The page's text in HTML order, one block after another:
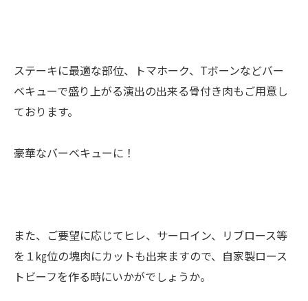
ステーキに最適な部位、トマホーク、Tボーンなどバー
ベキューで盛り上がる演出の出来る骨付き肉もご用意し
ております。
豪華なバーベキューに！
また、ご要望に応じてヒレ、サーロイン、リブロース等
を１㎏位の塊肉にカットも出来ますので、自家製ロース
トビーフを作る時にいかがでしょうか。